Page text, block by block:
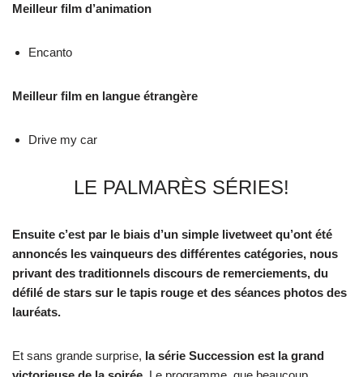
Meilleur film d’animation
Encanto
Meilleur film en langue étrangère
Drive my car
LE PALMARÈS SÉRIES!
Ensuite c’est par le biais d’un simple livetweet qu’ont été
annoncés les vainqueurs des différentes catégories, nous
privant des traditionnels discours de remerciements, du
défilé de stars sur le tapis rouge et des séances photos des
lauréats.
Et sans grande surprise, la série Succession est la grand